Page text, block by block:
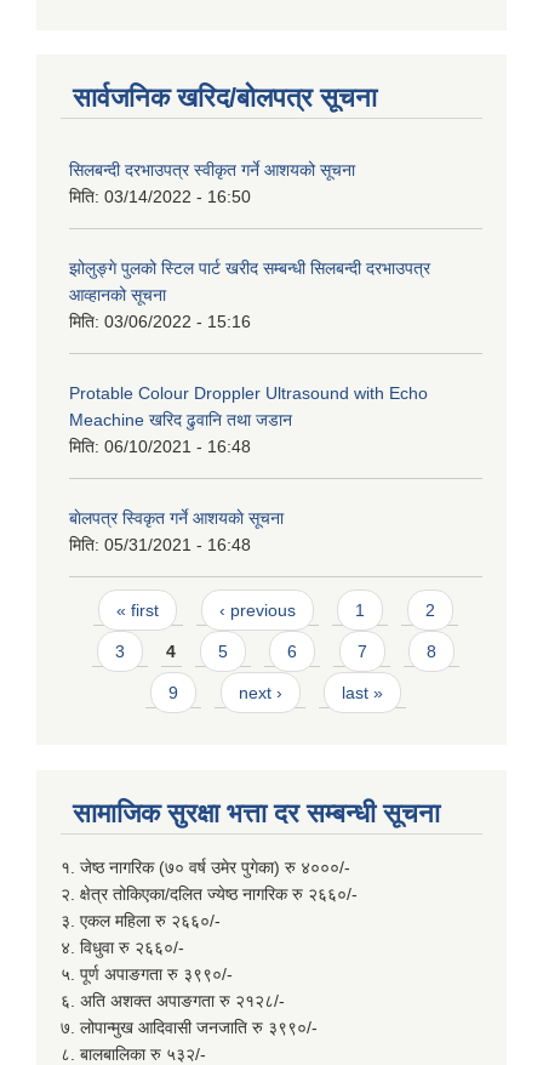
सार्वजनिक खरिद/बोलपत्र सूचना
सिलबन्दी दरभाउपत्र स्वीकृत गर्ने आशयको सूचना
मिति: 03/14/2022 - 16:50
झोलुङ्गे पुलको स्टिल पार्ट खरीद सम्बन्धी सिलबन्दी दरभाउपत्र
आव्हानको सूचना
मिति: 03/06/2022 - 15:16
Protable Colour Droppler Ultrasound with Echo
Meachine खरिद ढुवानि तथा जडान
मिति: 06/10/2021 - 16:48
बाेलपत्र स्विकृत गर्ने आशयकाे सूचना
मिति: 05/31/2021 - 16:48
Pages
« first ‹ previous 1 2
3 4 5 6 7 8
9 next › last »
सामाजिक सुरक्षा भत्ता दर सम्बन्धी सूचना
१. जेष्ठ नागरिक (७० वर्ष उमेर पुगेका) रु ४०००/-
२. क्षेत्र तोकिएका/दलित ज्येष्ठ नागरिक रु २६६०/-
३. एकल महिला रु २६६०/-
४. विधुवा रु २६६०/-
५. पूर्ण अपाङगता रु ३९९०/-
६. अति अशक्त अपाङगता रु २१२८/-
७. लोपान्मुख आदिवासी जनजाति रु ३९९०/-
८. बालबालिका रु ५३२/-